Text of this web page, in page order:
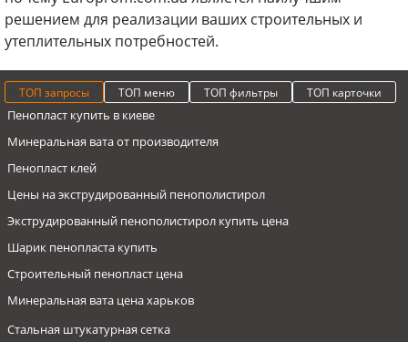
решением для реализации ваших строительных и
утеплительных потребностей.
ТОП запросы ТОП меню ТОП фильтры ТОП карточки
Пенопласт купить в киеве
Минеральная вата от производителя
Пенопласт клей
Цены на экструдированный пенополистирол
Экструдированный пенополистирол купить цена
Шарик пенопласта купить
Строительный пенопласт цена
Минеральная вата цена харьков
Стальная штукатурная сетка